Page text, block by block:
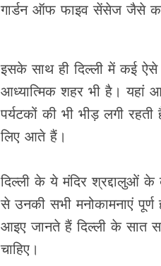
गार्डन ऑफ फाइव सेंसेज जैसे
इसके साथ ही दिल्ली में कई ऐसे
आध्यात्मिक शहर भी है। यहां
पर्यटकों की भी भीड़ लगी
लिए आते हैं।
दिल्ली के ये मंदिर श्रद्दालुओं
से उनकी सभी मनोकामनाएं
आइए जानते हैं दिल्ली के सात
चाहिए।